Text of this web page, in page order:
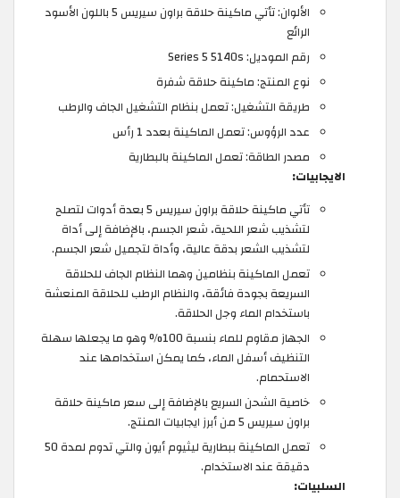
الألوان: تأتي ماكينة حلاقة براون سيريس 5 باللون الأسود
الرائع
رقم الموديل: Series 5 5140s
نوع المنتج: ماكينة حلاقة شفرة
طريقة التشغيل: تعمل بنظام التشغيل الجاف والرطب
عدد الرؤوس: تعمل الماكينة بعدد 1 رأس
مصدر الطاقة: تعمل الماكينة بالبطارية
الايجابيات:
تأتي ماكينة حلاقة براون سيريس 5 بعدة أدوات لتصلح
لتشذيب شعر اللحية، شعر الجسم، بالإضافة إلى أداة
لتشذيب الشعر بدقة عالية، وأداة لتجميل شعر الجسم.
تعمل الماكينة بنظامين وهما النظام الجاف للحلاقة
السريعة بجودة فائقة، والنظام الرطب للحلاقة المنعشة
باستخدام الماء وجل الحلاقة.
الجهاز مقاوم للماء بنسبة 100% وهو ما يجعلها سهلة
التنظيف أسفل الماء، كما يمكن استخدامها عند
الاستحمام.
خاصية الشحن السريع بالإضافة إلى سعر ماكينة حلاقة
براون سيريس 5 من أبرز ايجابيات المنتج.
تعمل الماكينة ببطارية ليثيوم أيون والتي تدوم لمدة 50
دقيقة عند الاستخدام.
السلبيات: